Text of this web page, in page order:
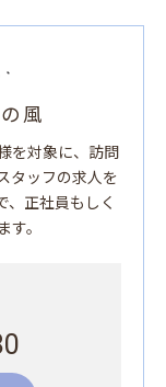
風
を対象に、訪問
タッフの求人を
、正社員もしく
す。